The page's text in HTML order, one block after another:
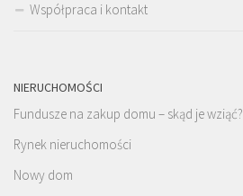
Współpraca i kontakt
NIERUCHOMOŚCI
Fundusze na zakup domu – skąd je wziąć?
Rynek nieruchomości
Nowy dom